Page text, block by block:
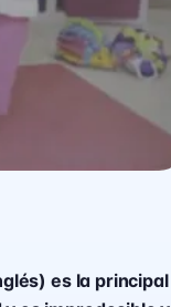
es la principal